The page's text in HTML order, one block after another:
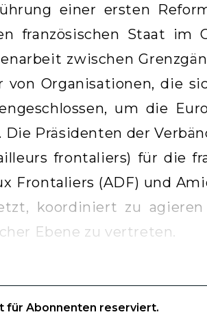
einer ersten
französischen Staat im
zwischen
von Organisationen, die
um die
Die Präsidenten der
frontaliers) für die
Frontaliers (ADF) und
koordiniert zu
Ebene zu vertreten.
für Abonnenten reserviert.